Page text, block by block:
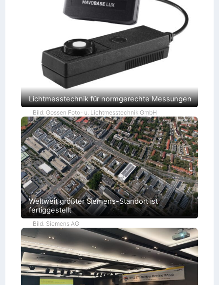
Lichtmesstechnik für normgerechte Messungen
Bild: Gossen Foto- u. Lichtmesstechnik GmbH
Weltweit größter Siemens-Standort ist
fertiggestellt
Bild: Siemens AG